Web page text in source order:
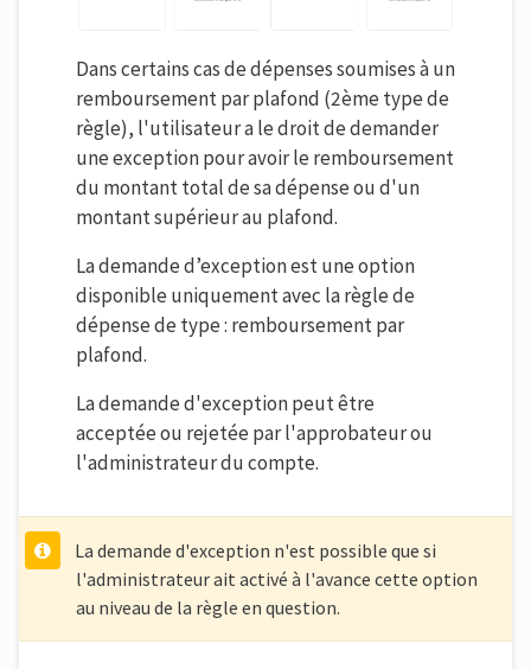
Dans certains cas de dépenses soumises à un
remboursement par plafond (2ème type de
règle), l'utilisateur a le droit de demander
une exception pour avoir le remboursement
du montant total de sa dépense ou d'un
montant supérieur au plafond.
La demande d’exception est une option
disponible uniquement avec la règle de
dépense de type : remboursement par
plafond.
La demande d'exception peut être
acceptée ou rejetée par l'approbateur ou
l'administrateur du compte.
La demande d'exception n'est possible que si
l'administrateur ait activé à l'avance cette option
au niveau de la règle en question.